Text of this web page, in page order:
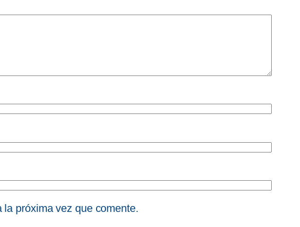
próxima vez que comente.